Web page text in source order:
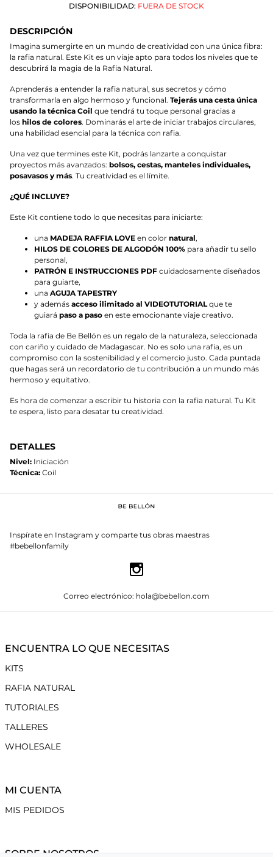
DISPONIBILIDAD: FUERA DE STOCK
DESCRIPCIÓN
Imagina sumergirte en un mundo de creatividad con una única fibra:
la rafia natural. Este Kit es un viaje apto para todos los niveles que te
descubrirá la magia de la Rafia Natural.
Aprenderás a entender la rafia natural, sus secretos y cómo
transformarla en algo hermoso y funcional. Tejerás una cesta única
usando la técnica Coil que tendrá tu toque personal gracias a
los hilos de colores. Dominarás el arte de iniciar trabajos circulares,
una habilidad esencial para la técnica con rafia.
Una vez que termines este Kit, podrás lanzarte a conquistar
proyectos más avanzados: bolsos, cestas, manteles individuales,
posavasos y más. Tu creatividad es el límite.
¿QUÉ INCLUYE?
Este Kit contiene todo lo que necesitas para iniciarte:
una MADEJA RAFFIA LOVE en color natural,
HILOS DE COLORES DE ALGODÓN 100% para añadir tu sello
personal,
PATRÓN E INSTRUCCIONES PDF cuidadosamente diseñados
para guiarte,
una AGUJA TAPESTRY
y además acceso ilimitado al VIDEOTUTORIAL que te
guiará paso a paso en este emocionante viaje creativo.
Toda la rafia de Be Bellón es un regalo de la naturaleza, seleccionada
con cariño y cuidado de Madagascar. No es solo una rafia, es un
compromiso con la sostenibilidad y el comercio justo. Cada puntada
que hagas será un recordatorio de tu contribución a un mundo más
hermoso y equitativo.
Es hora de comenzar a escribir tu historia con la rafia natural. Tu Kit
te espera, listo para desatar tu creatividad.
DETALLES
Nivel: Iniciación
Técnica: Coil
Inspírate en Instagram y comparte tus obras maestras
#bebellonfamily
Correo electrónico: hola@bebellon.com
ENCUENTRA LO QUE NECESITAS
KITS
RAFIA NATURAL
TUTORIALES
TALLERES
WHOLESALE
MI CUENTA
MIS PEDIDOS
SOBRE NOSOTROS